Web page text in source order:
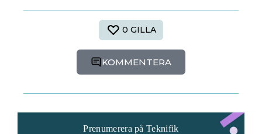
0 GILLA
KOMMENTERA
Prenumerera på Teknifik